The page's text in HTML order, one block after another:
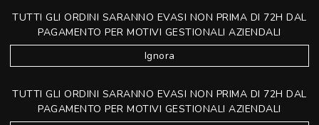
TUTTI GLI ORDINI SARANNO EVASI NON PRIMA DI 72H DAL
PAGAMENTO PER MOTIVI GESTIONALI AZIENDALI
Ignora
TUTTI GLI ORDINI SARANNO EVASI NON PRIMA DI 72H DAL
PAGAMENTO PER MOTIVI GESTIONALI AZIENDALI